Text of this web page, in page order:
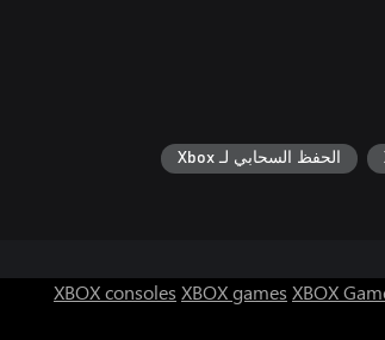
الحفظ السحابي لـ Xbox
XBOX consoles XBOX games XBOX